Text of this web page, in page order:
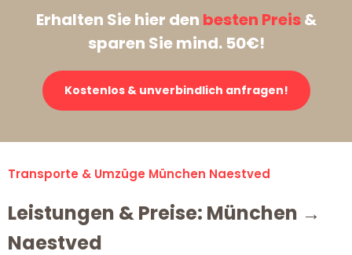
Erhalten Sie hier den besten Preis&
sparen Sie mind. 50€!
Kostenlos & unverbindlich anfragen!
Transporte & Umzüge München Naestved
Leistungen & Preise: München →
Naestved